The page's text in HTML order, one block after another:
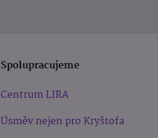
Spolupracujeme
Centrum LIRA
Úsměv nejen pro Kryštofa